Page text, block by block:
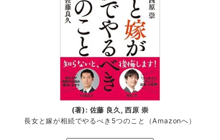
(著): 佐藤 良久, 西原 崇
長女と嫁が相続でやるべき5つのこと（Amazonへ）